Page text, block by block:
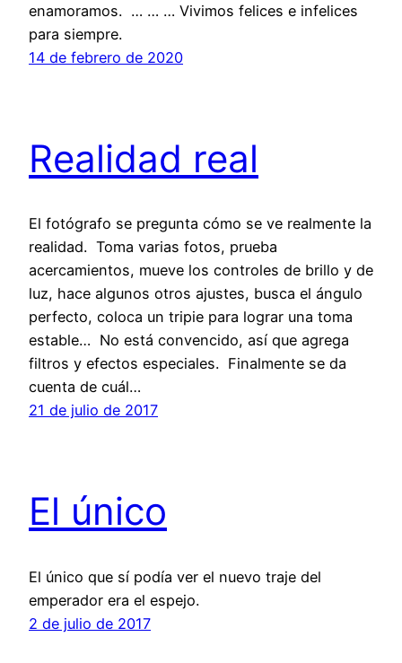
enamoramos. … … … Vivimos felices e infelices
para siempre.
14 de febrero de 2020
Realidad real
El fotógrafo se pregunta cómo se ve realmente la
realidad. Toma varias fotos, prueba
acercamientos, mueve los controles de brillo y de
luz, hace algunos otros ajustes, busca el ángulo
perfecto, coloca un tripie para lograr una toma
estable… No está convencido, así que agrega
filtros y efectos especiales. Finalmente se da
cuenta de cuál…
21 de julio de 2017
El único
El único que sí podía ver el nuevo traje del
emperador era el espejo.
2 de julio de 2017